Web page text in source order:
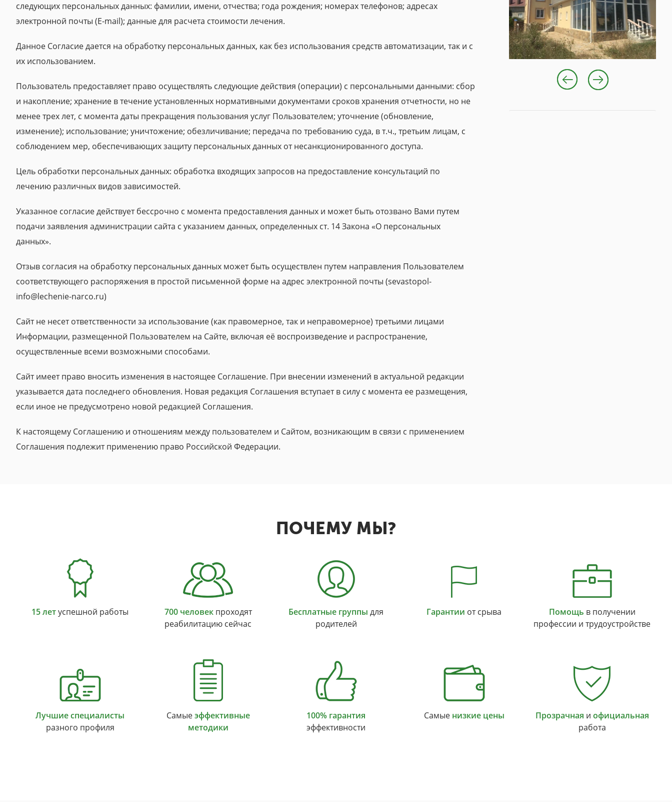
следующих персональных данных: фамилии, имени, отчества; года рождения; номерах телефонов; адресах
электронной почты (E-mail); данные для расчета стоимости лечения.
Данное Согласие дается на обработку персональных данных, как без использования средств автоматизации, так и с
их использованием.
Пользователь предоставляет право осуществлять следующие действия (операции) с персональными данными: сбор
и накопление; хранение в течение установленных нормативными документами сроков хранения отчетности, но не
менее трех лет, с момента даты прекращения пользования услуг Пользователем; уточнение (обновление,
изменение); использование; уничтожение; обезличивание; передача по требованию суда, в т.ч., третьим лицам, с
соблюдением мер, обеспечивающих защиту персональных данных от несанкционированного доступа.
Цель обработки персональных данных: обработка входящих запросов на предоставление консультаций по
лечению различных видов зависимостей.
Указанное согласие действует бессрочно с момента предоставления данных и может быть отозвано Вами путем
подачи заявления администрации сайта с указанием данных, определенных ст. 14 Закона «О персональных
данных».
Отзыв согласия на обработку персональных данных может быть осуществлен путем направления Пользователем
соответствующего распоряжения в простой письменной форме на адрес электронной почты (sevastopol-
info@lechenie-narco.ru)
Сайт не несет ответственности за использование (как правомерное, так и неправомерное) третьими лицами
Информации, размещенной Пользователем на Сайте, включая её воспроизведение и распространение,
осуществленные всеми возможными способами.
Сайт имеет право вносить изменения в настоящее Соглашение. При внесении изменений в актуальной редакции
указывается дата последнего обновления. Новая редакция Соглашения вступает в силу с момента ее размещения,
если иное не предусмотрено новой редакцией Соглашения.
К настоящему Соглашению и отношениям между пользователем и Сайтом, возникающим в связи с применением
Соглашения подлежит применению право Российской Федерации.
ПОЧЕМУ МЫ?
15 летуспешной работы 700 человекпроходят
реабилитацию сейчас
Бесплатные группы для
родителей
Гарантии от срыва Помощь в получении
профессии и трудоустройстве
Лучшие специалисты
разного профиля
Самыеэффективные
методики
100% гарантия
эффективности
Самые низкие цены Прозрачная и официальная
работа